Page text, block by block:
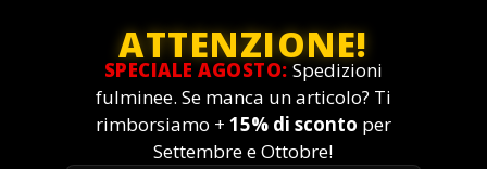
ATTENZIONE!
SPECIALE AGOSTO: Spedizioni
fulminee. Se manca un articolo? Ti
rimborsiamo + 15% di sconto per
Settembre e Ottobre!